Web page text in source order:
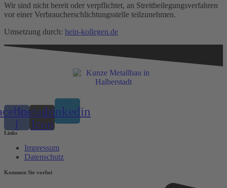
Wir sind nicht bereit oder verpflichtet, an Streitbeilegungsverfahren
vor einer Verbraucherschlichtungsstelle teilzunehmen.
Umsetzung durch: hein-kollegen.de
f
Instagram
Icon
Linkedin
Links
Impressum
Datenschutz
Kommen Sie vorbei